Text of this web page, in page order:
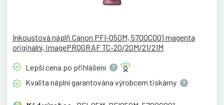
Inkoustová náplň Canon PFI-050M, 5700C001 magenta
originální, imagePROGRAF TC-20/20M/21/21M
Lepší cena po přihlášení
Kvalita náplní garantována výrobcem tiskárny